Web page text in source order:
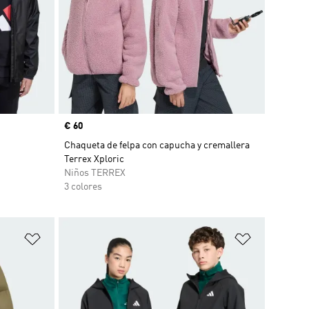
Precio
€ 60
Chaqueta de felpa con capucha y cremallera
Terrex Xploric
Niños TERREX
3 colores
Añadir a la lista de deseos